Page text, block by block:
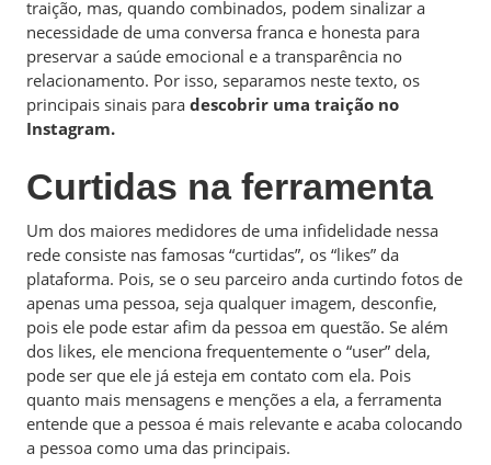
traição, mas, quando combinados, podem sinalizar a
necessidade de uma conversa franca e honesta para
preservar a saúde emocional e a transparência no
relacionamento. Por isso, separamos neste texto, os
principais sinais para descobrir uma traição no
Instagram.
Curtidas na ferramenta
Um dos maiores medidores de uma infidelidade nessa
rede consiste nas famosas “curtidas”, os “likes” da
plataforma. Pois, se o seu parceiro anda curtindo fotos de
apenas uma pessoa, seja qualquer imagem, desconfie,
pois ele pode estar afim da pessoa em questão. Se além
dos likes, ele menciona frequentemente o “user” dela,
pode ser que ele já esteja em contato com ela. Pois
quanto mais mensagens e menções a ela, a ferramenta
entende que a pessoa é mais relevante e acaba colocando
a pessoa como uma das principais.